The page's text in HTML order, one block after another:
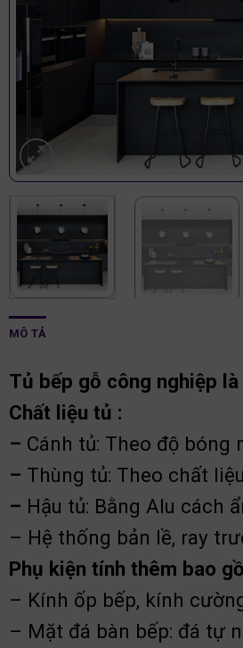
MÔ TẢ
Tủ bếp gỗ công nghiệp
Chất liệu tủ :
– Cánh tủ: Theo độ bóng
– Thùng tủ: Theo chất
– Hậu tủ: Bằng Alu cách
– Hệ thống bản lề, ray
Phụ kiện tính thêm bao
– Kính ốp bếp, kính
– Mặt đá bàn bếp: đá tự